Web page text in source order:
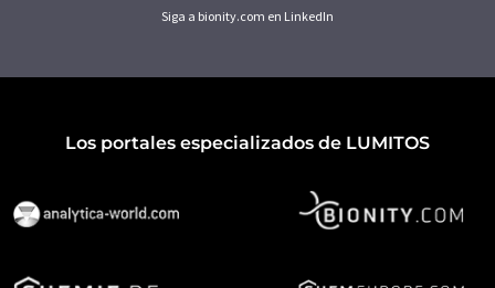
Siga a bionity.com en LinkedIn
Los portales especializados de LUMITOS